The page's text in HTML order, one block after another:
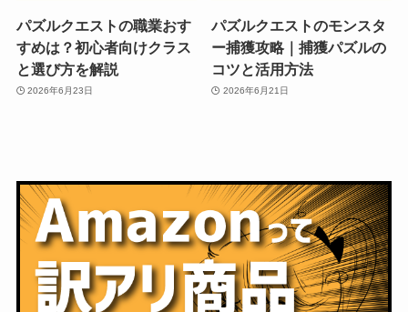
パズルクエストの職業おす
すめは？初心者向けクラス
と選び方を解説
2026年6月23日
パズルクエストのモンスタ
ー捕獲攻略｜捕獲パズルの
コツと活用方法
2026年6月21日